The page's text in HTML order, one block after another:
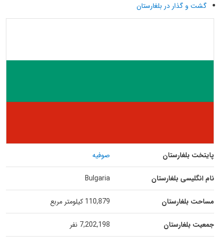
گشت و گذار در بلغارستان
پایتخت بلغارستان صوفیه
نام انگلیسی بلغارستان Bulgaria
مساحت بلغارستان 110,879 کیلومتر مربع
جمعیت بلغارستان 7,202,198 نفر